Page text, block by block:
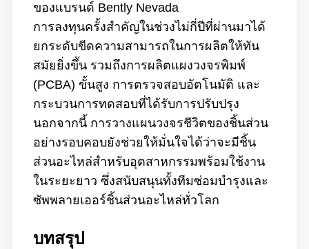
ของแบรนด์ Bently Nevada
การลงทุนครั้งสำคัญในช่วงไม่กี่ปีที่ผ่านมาได้
ยกระดับขีดความสามารถในการผลิตให้ทัน
สมัยยิ่งขึ้น รวมถึงการผลิตแผงวงจรพิมพ์
(PCBA) ขั้นสูง การตรวจสอบอัตโนมัติ และ
กระบวนการทดสอบที่ได้รับการปรับปรุง
นอกจากนี้ การวางแผนวงจรชีวิตของชิ้นส่วน
อย่างรอบคอบยังช่วยให้มั่นใจได้ว่าจะมีชิ้น
ส่วนอะไหล่สำหรับอุตสาหกรรมพร้อมใช้งาน
ในระยะยาว ซึ่งสนับสนุนทั้งทีมซ่อมบำรุงและ
ซัพพลายเออร์ชิ้นส่วนอะไหล่ทั่วโลก
บทสรุป